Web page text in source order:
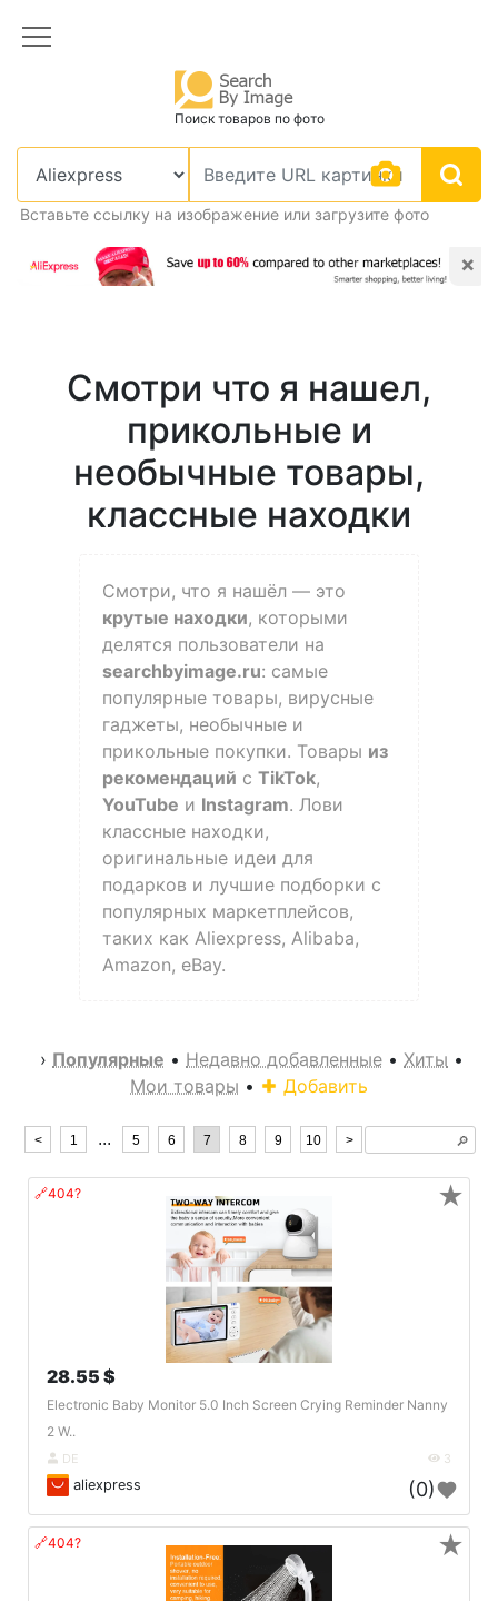
Поиск товаров по фото
Вставьте ссылку на изображение или загрузите фото
×
Смотри что я нашел,
прикольные и
необычные товары,
классные находки
Смотри, что я нашёл — это
крутые находки, которыми
делятся пользователи на
searchbyimage.ru: самые
популярные товары, вирусные
гаджеты, необычные и
прикольные покупки. Товары из
рекомендаций с TikTok,
YouTube и Instagram. Лови
классные находки,
оригинальные идеи для
подарков и лучшие подборки с
популярных маркетплейсов,
таких как Aliexpress, Alibaba,
Amazon, eBay.
› Популярные • Недавно добавленные • Хиты •
Мои товары • Добавить
< 1 ... 5 6 7 8 9 10 > 🔎︎
🔗404?
28.55 $
Electronic Baby Monitor 5.0 Inch Screen Crying Reminder Nanny
2 W..
DE 3
aliexpress (0)
★
🔗404? ★